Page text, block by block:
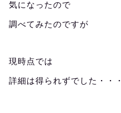
気になったので
調べてみたのですが
現時点では
詳細は得られずでした・・・